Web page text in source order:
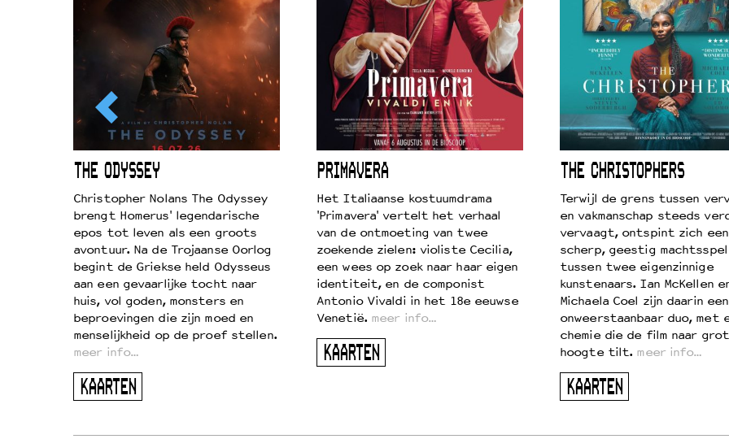
THE ODYSSEY
Christopher Nolans The Odyssey
brengt Homerus' legendarische
epos tot leven als een groots
avontuur. Na de Trojaanse Oorlog
begint de Griekse held Odysseus
aan een gevaarlijke tocht naar
huis, vol goden, monsters en
beproevingen die zijn moed en
menselijkheid op de proef stellen.
meer info…
KAARTEN
PRIMAVERA
Het Italiaanse kostuumdrama
'Primavera' vertelt het verhaal
van de ontmoeting van twee
zoekende zielen: violiste Cecilia,
een wees op zoek naar haar eigen
identiteit, en de componist
Antonio Vivaldi in het 18e eeuwse
Venetië. meer info…
KAARTEN
THE CHRISTOPHERS
Terwijl de grens tussen
en vakmanschap steeds
vervaagt, ontspint zich een
scherp, geestig machtsspel
tussen twee eigenzinnige
kunstenaars. Ian McKellen
Michaela Coel zijn daarin een
onweerstaanbaar duo, met
chemie die de film naar
hoogte tilt. meer info…
KAARTEN